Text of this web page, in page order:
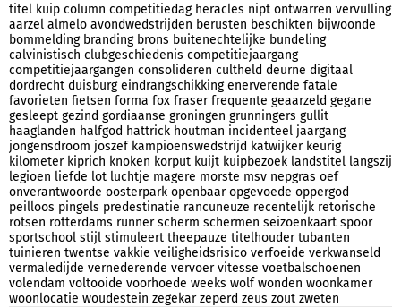
titel kuip column competitiedag heracles nipt ontwarren vervulling
aarzel almelo avondwedstrijden berusten beschikten bijwoonde
bommelding branding brons buitenechtelijke bundeling
calvinistisch clubgeschiedenis competitiejaargang
competitiejaargangen consolideren cultheld deurne digitaal
dordrecht duisburg eindrangschikking enerverende fatale
favorieten fietsen forma fox fraser frequente geaarzeld gegane
gesleept gezind gordiaanse groningen grunningers gullit
haaglanden halfgod hattrick houtman incidenteel jaargang
jongensdroom joszef kampioenswedstrijd katwijker keurig
kilometer kiprich knoken korput kuijt kuipbezoek landstitel langszij
legioen liefde lot luchtje magere morste msv nepgras oef
onverantwoorde oosterpark openbaar opgevoede oppergod
peilloos pingels predestinatie rancuneuze recentelijk retorische
rotsen rotterdams runner scherm schermen seizoenkaart spoor
sportschool stijl stimuleert theepauze titelhouder tubanten
tuinieren twentse vakkie veiligheidsrisico verfoeide verkwanseld
vermaledijde vernederende vervoer vitesse voetbalschoenen
volendam voltooide voorhoede weeks wolf wonden woonkamer
woonlocatie woudestein zegekar zeperd zeus zout zweten